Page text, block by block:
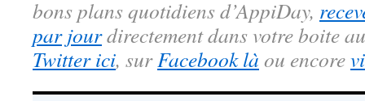
bons plans quotidiens d’AppiDay,
par jourdirectement dans votre boite
Twitter ici, surFacebook là ou encore